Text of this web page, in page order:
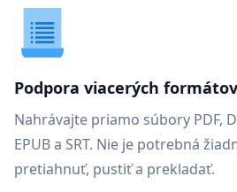
Podpora viacerých
Nahrávajte priamo súbory PDF,
EPUB a SRT. Nie je potrebná
pretiahnuť, pustiť a prekladať.